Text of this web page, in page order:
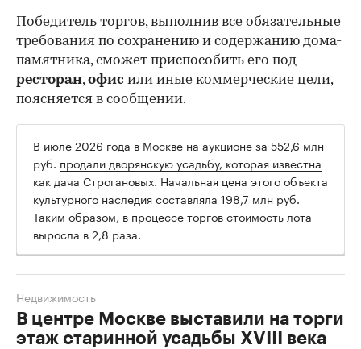
Победитель торгов, выполнив все обязательные
требования по сохранению и содержанию дома-
памятника, сможет приспособить его под
ресторан,офис или иные коммерческие цели,
поясняется в сообщении.
В июле 2026 года в Москве на аукционе за 552,6 млн
руб. продали дворянскую усадьбу, которая известна
как дача Строгановых. Начальная цена этого объекта
культурного наследия составляла 198,7 млн руб.
Таким образом, в процессе торгов стоимость лота
выросла в 2,8 раза.
В центре Москве выставили на торги
этаж старинной усадьбы XVIII века
Недвижимость